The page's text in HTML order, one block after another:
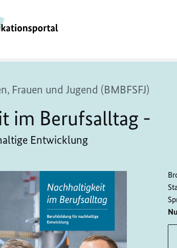
Frauen und Jugend (BMBFSFJ)
im Berufsalltag -
Entwicklung